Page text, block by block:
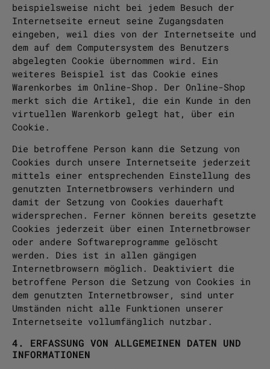
beispielsweise nicht bei jedem Besuch der
Internetseite erneut seine Zugangsdaten
eingeben, weil dies von der Internetseite und
dem auf dem Computersystem des Benutzers
abgelegten Cookie übernommen wird. Ein
weiteres Beispiel ist das Cookie eines
Warenkorbes im Online-Shop. Der Online-Shop
merkt sich die Artikel, die ein Kunde in den
virtuellen Warenkorb gelegt hat, über ein
Cookie.
Die betroffene Person kann die Setzung von
Cookies durch unsere Internetseite jederzeit
mittels einer entsprechenden Einstellung des
genutzten Internetbrowsers verhindern und
damit der Setzung von Cookies dauerhaft
widersprechen. Ferner können bereits gesetzte
Cookies jederzeit über einen Internetbrowser
oder andere Softwareprogramme gelöscht
werden. Dies ist in allen gängigen
Internetbrowsern möglich. Deaktiviert die
betroffene Person die Setzung von Cookies in
dem genutzten Internetbrowser, sind unter
Umständen nicht alle Funktionen unserer
Internetseite vollumfänglich nutzbar.
4. ERFASSUNG VON ALLGEMEINEN DATEN UND
INFORMATIONEN